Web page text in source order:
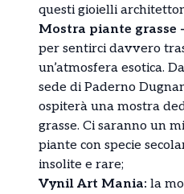
questi gioielli
Mostra piante grasse
per sentirci davvero
un’atmosfera esotica.
sede di Paderno
ospiterà una mostra
grasse. Ci saranno un
piante con specie
insolite e rare;
Vynil Art Mania: la